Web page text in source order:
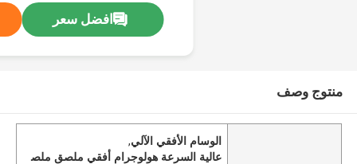
افضل سعر
منتوج وصف
الوسام الأفقي الآلي,
عالية السرعة هولوجرام أفقي ملصق ملص